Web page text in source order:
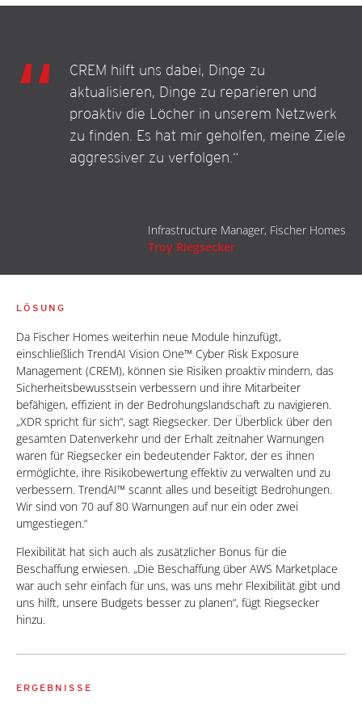
CREM hilft uns dabei, Dinge zu
aktualisieren, Dinge zu reparieren und
proaktiv die Löcher in unserem Netzwerk
zu finden. Es hat mir geholfen, meine Ziele
aggressiver zu verfolgen.“
Infrastructure Manager, Fischer Homes
Troy Riegsecker
LÖSUNG
Da Fischer Homes weiterhin neue Module hinzufügt,
einschließlich TrendAI Vision One™ Cyber Risk Exposure
Management (CREM), können sie Risiken proaktiv mindern, das
Sicherheitsbewusstsein verbessern und ihre Mitarbeiter
befähigen, effizient in der Bedrohungslandschaft zu navigieren.
„XDR spricht für sich“, sagt Riegsecker. Der Überblick über den
gesamten Datenverkehr und der Erhalt zeitnaher Warnungen
waren für Riegsecker ein bedeutender Faktor, der es ihnen
ermöglichte, ihre Risikobewertung effektiv zu verwalten und zu
verbessern. TrendAI™ scannt alles und beseitigt Bedrohungen.
Wir sind von 70 auf 80 Warnungen auf nur ein oder zwei
umgestiegen.“
Flexibilität hat sich auch als zusätzlicher Bonus für die
Beschaffung erwiesen. „Die Beschaffung über AWS Marketplace
war auch sehr einfach für uns, was uns mehr Flexibilität gibt und
uns hilft, unsere Budgets besser zu planen“, fügt Riegsecker
hinzu.
ERGEBNISSE